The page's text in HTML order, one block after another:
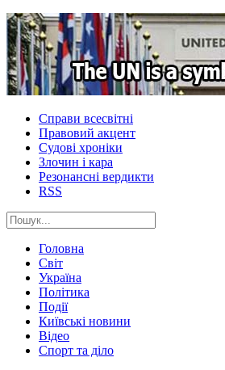
Справи всесвітні
Правовий акцент
Судові хроніки
Злочин і кара
Резонансні вердикти
RSS
Головна
Світ
Україна
Політика
Події
Київські новини
Відео
Спорт та діло